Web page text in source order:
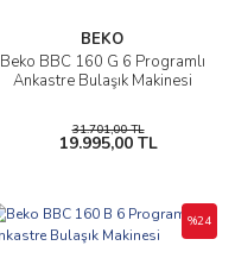
BEKO
Beko BBC 160 G 6 Programlı
Ankastre Bulaşık Makinesi
31.701,00 TL
19.995,00 TL
%24